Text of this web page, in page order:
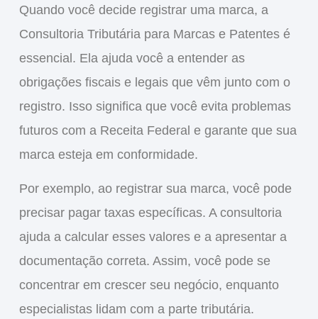
Quando você decide registrar uma marca, a
Consultoria Tributária para Marcas e Patentesé
essencial. Ela ajuda você a entender as
obrigações fiscais e legais que vêm junto com o
registro. Isso significa que você evita problemas
futuros com a Receita Federal e garante que sua
marca esteja em conformidade.
Por exemplo, ao registrar sua marca, você pode
precisar pagar taxas específicas. A consultoria
ajuda a calcular esses valores e a apresentar a
documentação correta. Assim, você pode se
concentrar em crescerseu negócio, enquanto
especialistas lidam com a parte tributária.